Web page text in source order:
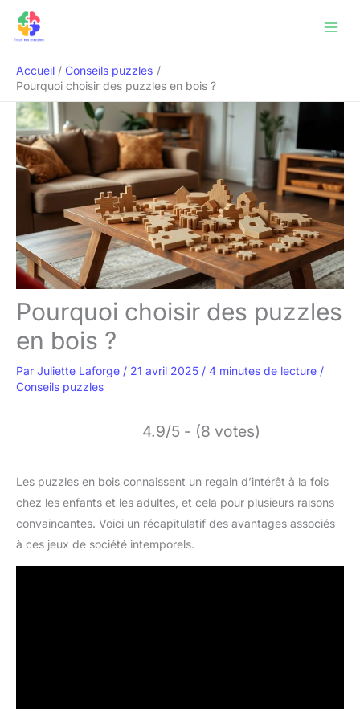
Accueil
Conseils puzzles
Pourquoi choisir des puzzles en bois ?
Pourquoi choisir des puzzles
en bois ?
Par Juliette Laforge / 21 avril 2025 / 4 minutes de lecture /
Conseils puzzles
4.9/5 - (8 votes)
Les puzzles en bois connaissent un regain d’intérêt à la fois
chez les enfants et les adultes, et cela pour plusieurs raisons
convaincantes. Voici un récapitulatif des avantages associés
à ces jeux de société intemporels.
Rechercher